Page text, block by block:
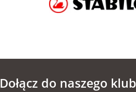
Dołącz do naszego